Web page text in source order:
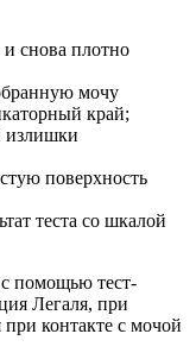
и снова плотно
мочу
край;
излишки
поверхность
теста со шкалой
помощью тест-
Легаля, при
контакте с мочой